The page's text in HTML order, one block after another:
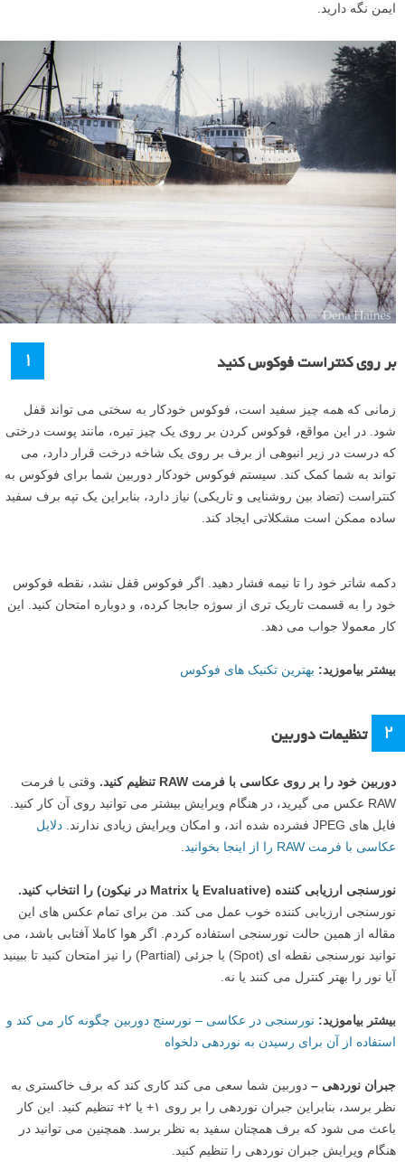
ایمن نگه دارید.
۱ بر روی کنتراست فوکوس کنید
زمانی که همه چیز سفید است، فوکوس خودکار به سختی می تواند قفل
شود. در این مواقع، فوکوس کردن بر روی یک چیز تیره، مانند پوست درختی
که درست در زیر انبوهی از برف بر روی یک شاخه درخت قرار دارد، می
تواند به شما کمک کند. سیستم فوکوس خودکار دوربین شما برای فوکوس به
کنتراست (تضاد بین روشنایی و تاریکی) نیاز دارد، بنابراین یک تپه برف سفید
ساده ممکن است مشکلاتی ایجاد کند.
دکمه شاتر خود را تا نیمه فشار دهید. اگر فوکوس قفل نشد، نقطه فوکوس
خود را به قسمت تاریک تری از سوژه جابجا کرده، و دوباره امتحان کنید. این
کار معمولا جواب می دهد.
بیشتر بیاموزید: بهترین تکنیک های فوکوس
۲ تنظیمات دوربین
دوربین خود را بر روی عکاسی با فرمت RAW تنظیم کنید.
وقتی با فرمت
RAW عکس می گیرید، در هنگام ویرایش بیشتر می توانید روی آن کار کنید.
فایل های JPEG فشرده شده اند، و امکان ویرایش زیادی ندارند.
دلایل
عکاسی با فرمت RAW را از اینجا بخوانید
.
نورسنجی ارزیابی کننده (Evaluative یا Matrix در نیکون) را انتخاب کنید.
نورسنجی ارزیابی کننده خوب عمل می کند. من برای تمام عکس های این
مقاله از همین حالت نورسنجی استفاده کردم. اگر هوا کاملا آفتابی باشد، می
توانید نورسنجی نقطه ای (Spot) یا جزئی (Partial) را نیز امتحان کنید تا ببینید
آیا نور را بهتر کنترل می کنند یا نه.
بیشتر بیاموزید: نورسنجی در عکاسی – نورسنج دوربین چگونه کار می کند و
استفاده از آن برای رسیدن به نوردهی دلخواه
جبران نوردهی – دوربین شما سعی می کند کاری کند که برف خاکستری به
نظر برسد، بنابراین جبران نوردهی را بر روی ۱+ یا ۲+ تنظیم کنید. این کار
باعث می شود که برف همچنان سفید به نظر برسد. همچنین می توانید در
هنگام ویرایش جبران نوردهی را تنظیم کنید.